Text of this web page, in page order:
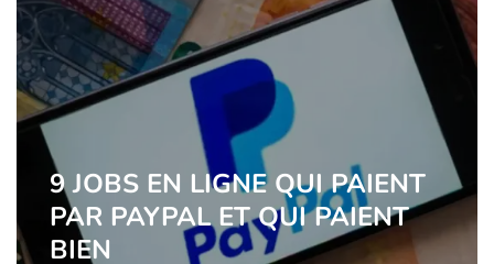
9 JOBS EN LIGNE QUI PAIENT
PAR PAYPAL ET QUI PAIENT
BIEN